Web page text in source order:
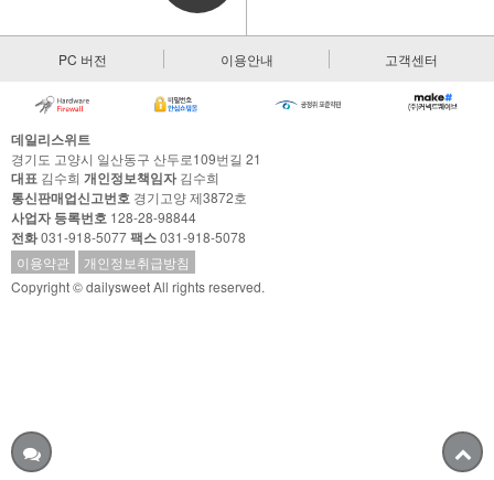
PC 버전 이용안내 고객센터
데일리스위트
경기도 고양시 일산동구 산두로109번길 21
대표 김수희 개인정보책임자김수희
통신판매업신고번호 경기고양 제3872호
사업자 등록번호 128-28-98844
전화031-918-5077팩스031-918-5078
이용약관
개인정보취급방침
Copyright © dailysweet All rights reserved.